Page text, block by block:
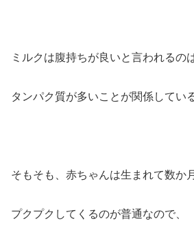
ミルクは腹持ちが良いと言われるのは
タンパク質が多いことが関係してい
そもそも、赤ちゃんは生まれて数か
プクプクしてくるのが普通なので、